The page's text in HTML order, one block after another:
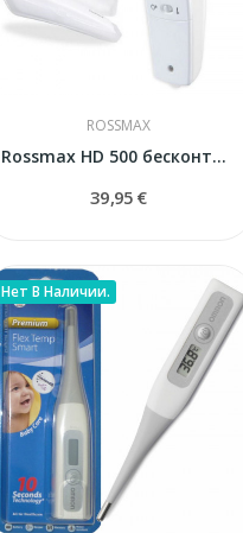
ROSSMAX
Rossmax HD 500 бесконтактный термометр
39,95 €
Нет В Наличии.